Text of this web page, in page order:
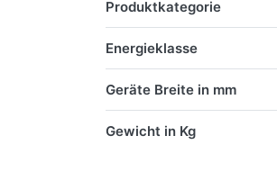
Produktkategorie
Energieklasse
Geräte Breite in mm
Gewicht in Kg